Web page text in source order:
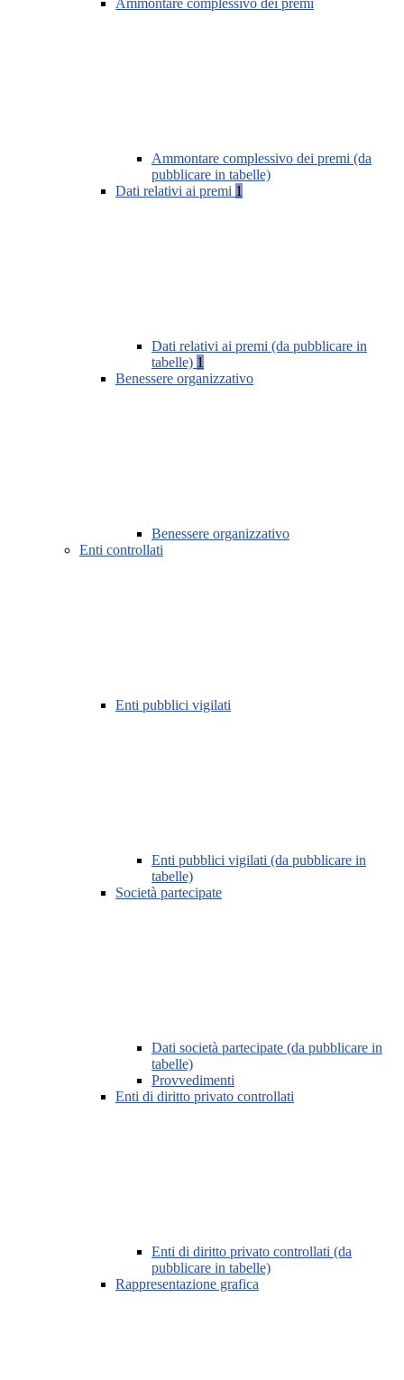
Ammontare complessivo dei premi
Ammontare complessivo dei premi (da
pubblicare in tabelle)
Dati relativi ai premi 1
Dati relativi ai premi (da pubblicare in
tabelle) 1
Benessere organizzativo
Benessere organizzativo
Enti controllati
Enti pubblici vigilati
Enti pubblici vigilati (da pubblicare in
tabelle)
Società partecipate
Dati società partecipate (da pubblicare in
tabelle)
Provvedimenti
Enti di diritto privato controllati
Enti di diritto privato controllati (da
pubblicare in tabelle)
Rappresentazione grafica